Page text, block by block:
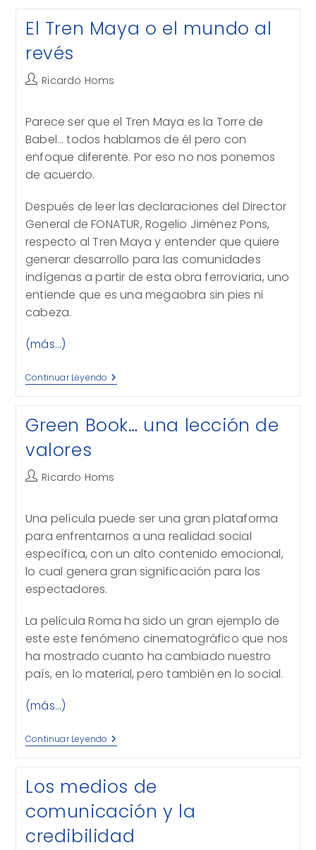
El Tren Maya o el mundo al
revés
Autor
entrada:
Ricardo Homs
Parece ser que el Tren Maya es la Torre de
Babel… todos hablamos de él pero con
enfoque diferente. Por eso no nos ponemos
de acuerdo.
Después de leer las declaraciones del Director
General de FONATUR, Rogelio Jiménez Pons,
respecto al Tren Maya y entender que quiere
generar desarrollo para las comunidades
indígenas a partir de esta obra ferroviaria, uno
entiende que es una megaobra sin pies ni
cabeza.
(más…)
Continuar Leyendo El
Tren
El
Mundo
Green Book… una lección de
valores
Autor
entrada:
Ricardo Homs
Una película puede ser una gran plataforma
para enfrentarnos a una realidad social
específica, con un alto contenido emocional,
lo cual genera gran significación para los
espectadores.
La película Roma ha sido un gran ejemplo de
este este fenómeno cinematográfico que nos
ha mostrado cuanto ha cambiado nuestro
país, en lo material, pero también en lo social.
(más…)
Continuar Leyendo Green
Book…
De
Valores
Los medios de
comunicación y la
credibilidad